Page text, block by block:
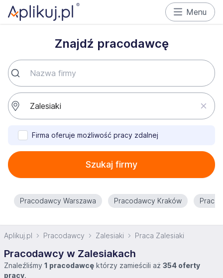
Menu
Znajdź pracodawcę
Firma oferuje możliwość pracy zdalnej
Szukaj firmy
Pracodawcy Warszawa Pracodawcy Kraków
Aplikuj.pl Pracodawcy Zalesiaki Praca Zalesiaki
Pracodawcy w Zalesiakach
Znaleźliśmy 1 pracodawcę którzy zamieścili aż 354 oferty
pracy.